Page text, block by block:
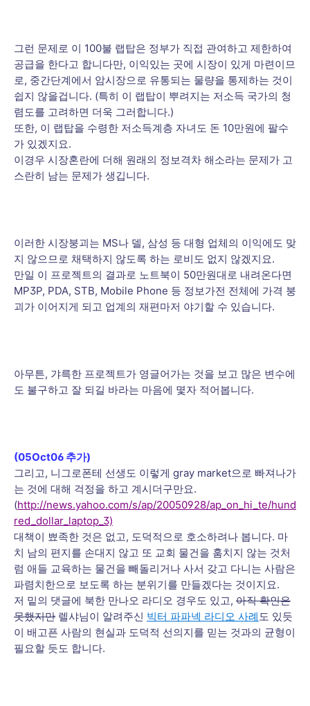
그런 문제로 이 100불 랩탑은 정부가 직접 관여하고 제한하여
공급을 한다고 합니다만, 이익있는 곳에 시장이 있게 마련이므
로, 중간단계에서 암시장으로 유통되는 물량을 통제하는 것이
쉽지 않을겁니다. (특히 이 랩탑이 뿌려지는 저소득 국가의 청
렴도를 고려하면 더욱 그러합니다.)
또한, 이 랩탑을 수령한 저소득계층 자녀도 돈 10만원에 팔수
가 있겠지요.
이경우 시장혼란에 더해 원래의 정보격차 해소라는 문제가 고
스란히 남는 문제가 생깁니다.
이러한 시장붕괴는 MS나 델, 삼성 등 대형 업체의 이익에도 맞
지 않으므로 채택하지 않도록 하는 로비도 없지 않겠지요.
만일 이 프로젝트의 결과로 노트북이 50만원대로 내려온다면
MP3P, PDA, STB, Mobile Phone 등 정보가전 전체에 가격 붕
괴가 이어지게 되고 업계의 재편마저 야기할 수 있습니다.
아무튼, 갸륵한 프로젝트가 영글어가는 것을 보고 많은 변수에
도 불구하고 잘 되길 바라는 마음에 몇자 적어봅니다.
(05Oct06 추가)
그리고, 니그로폰테 선생도 이렇게 gray market으로 빠져나가
는 것에 대해 걱정을 하고 계시더구만요.
(http://news.yahoo.com/s/ap/20050928/ap_on_hi_te/hund
red_dollar_laptop_3)
대책이 뾰족한 것은 없고, 도덕적으로 호소하려나 봅니다. 마
치 남의 편지를 손대지 않고 또 교회 물건을 훔치지 않는 것처
럼 애들 교육하는 물건을 빼돌리거나 사서 갖고 다니는 사람은
파렴치한으로 보도록 하는 분위기를 만들겠다는 것이지요.
저 밑의 댓글에 북한 만나오 라디오 경우도 있고, 아직 확인은
못했지만 렐샤님이 알려주신 빅터 파파넥 라디오 사례도 있듯
이 배고픈 사람의 현실과 도덕적 선의지를 믿는 것과의 균형이
필요할 듯도 합니다.